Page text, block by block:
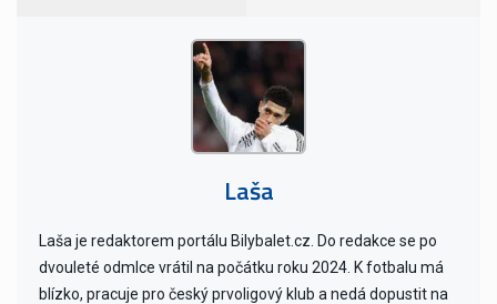
Laša
Laša je redaktorem portálu Bilybalet.cz. Do redakce se po
dvouleté odmlce vrátil na počátku roku 2024. K fotbalu má
blízko, pracuje pro český prvoligový klub a nedá dopustit na